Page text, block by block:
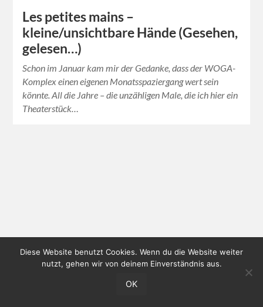
Les petites mains –
kleine/unsichtbare Hände (Gesehen,
gelesen…)
Schon im Januar kam mir der Gedanke, dass der WOGA-
Komplex einen eigenen Monatsspaziergang wert sein
könnte. All die Jahre – die unzähligen Male, die ich hier ein
Theaterstück…
Diese Website benutzt Cookies. Wenn du die Website weiter
nutzt, gehen wir von deinem Einverständnis aus.
OK